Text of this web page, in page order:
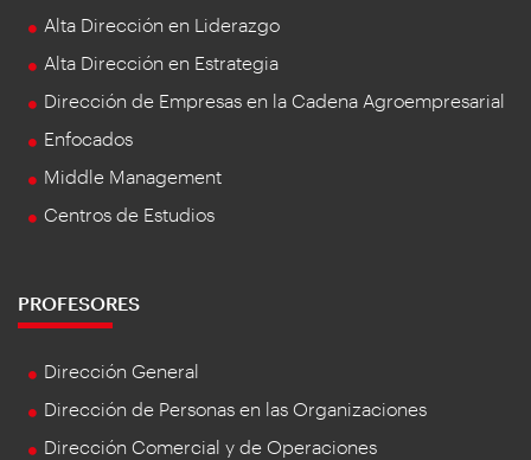
Alta Dirección en Liderazgo
Alta Dirección en Estrategia
Dirección de Empresas en la Cadena Agroempresarial
Enfocados
Middle Management
Centros de Estudios
PROFESORES
Dirección General
Dirección de Personas en las Organizaciones
Dirección Comercial y de Operaciones